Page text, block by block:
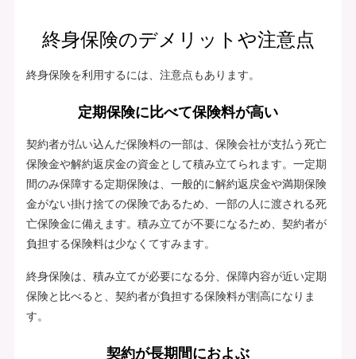
終身保険のデメリットや注意点
終身保険を利用するには、注意点もあります。
定期保険に比べて保険料が高い
契約者が払い込んだ保険料の一部は、保険会社が支払う死亡
保険金や解約返戻金の資金として積み立てられます。一定期
間のみ保障する定期保険は、一般的に解約返戻金や満期保険
金がない掛け捨ての保険であるため、一部の人に渡される死
亡保険金に備えます。積み立てが不要になるため、契約者が
負担する保険料は少なくてすみます。
終身保険は、積み立てが必要になる分、保障内容が近い定期
保険と比べると、契約者が負担する保険料が割高になりま
す。
契約が長期間におよぶ